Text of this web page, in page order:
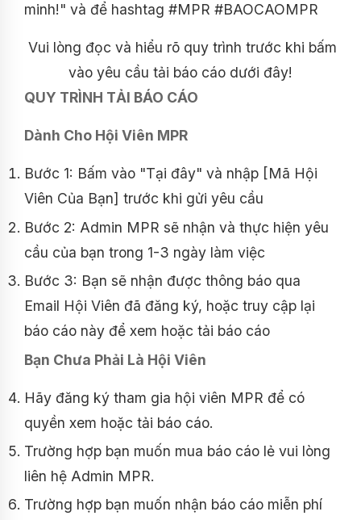
minh!" và để hashtag #MPR #BAOCAOMPR
Vui lòng đọc và hiểu rõ quy trình trước khi bấm
vào yêu cầu tải báo cáo dưới đây!
QUY TRÌNH TẢI BÁO CÁO
Dành Cho Hội Viên MPR
Bước 1: Bấm vào "Tại đây" và nhập [Mã Hội
Viên Của Bạn] trước khi gửi yêu cầu
Bước 2: Admin MPR sẽ nhận và thực hiện yêu
cầu của bạn trong 1-3 ngày làm việc
Bước 3: Bạn sẽ nhận được thông báo qua
Email Hội Viên đã đăng ký, hoặc truy cập lại
báo cáo này để xem hoặc tải báo cáo
Bạn Chưa Phải Là Hội Viên
Hãy đăng ký tham gia hội viên MPR để có
quyền xem hoặc tải báo cáo.
Trường hợp bạn muốn mua báo cáo lẻ vui lòng
liên hệ Admin MPR.
Trường hợp bạn muốn nhận báo cáo miễn phí